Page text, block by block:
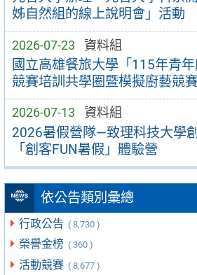
姊自然組的線上說明會」活動
2026-07-23 資料組
國立高雄餐旅大學「115年青
競賽培訓共學圈暨模擬廚藝競
2026-07-13 資料組
2026暑假營隊—致理科技大學
「創客FUN暑假」體驗營
依公告類別彙總
行政公告 ( 8,730 )
榮譽金榜 ( 360 )
活動競賽 ( 8,677 )